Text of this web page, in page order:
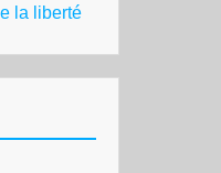
la liberté